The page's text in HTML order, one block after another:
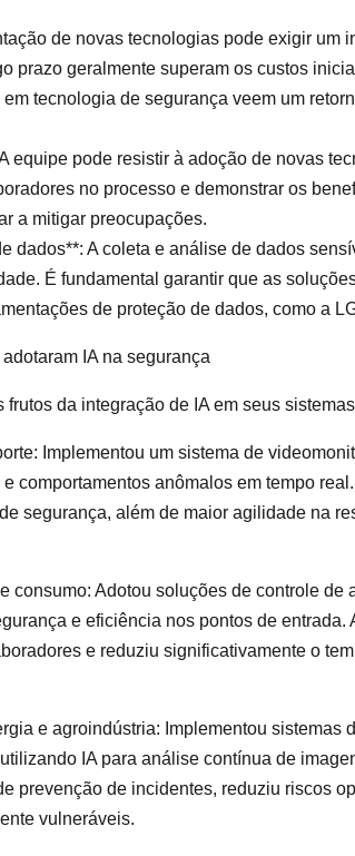
de novas tecnologias pode exigir um
prazo geralmente superam os custos
tecnologia de segurança veem um
equipe pode resistir à adoção de novas
no processo e demonstrar os
a mitigar preocupações.
dados**: A coleta e análise de dados
É fundamental garantir que as
de proteção de dados, como a
IA na segurança
da integração de IA em seus
Implementou um sistema de
comportamentos anômalos em tempo
segurança, além de maior agilidade na
consumo: Adotou soluções de controle
e eficiência nos pontos de entrada.
e reduziu significativamente o
e agroindústria: Implementou sistemas
IA para análise contínua de
prevenção de incidentes, reduziu riscos
vulneráveis.